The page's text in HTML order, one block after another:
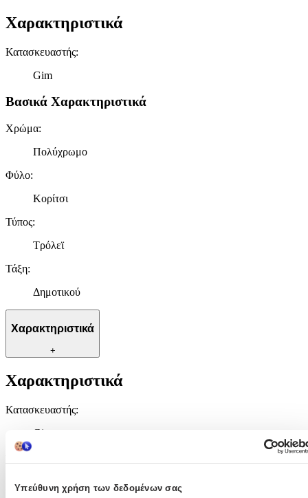
Υπεύθυνη χρήση των δεδομένων σας
Χαρακτηριστικά
Κατασκευαστής:
Gim
Βασικά Χαρακτηριστικά
Χρώμα:
Πολύχρωμο
Φύλο:
Κορίτσι
Τύπος:
Τρόλεϊ
Τάξη:
Δημοτικού
Χαρακτηριστικά
+
Χαρακτηριστικά
Κατασκευαστής:
Gim
Βασικά Χαρακτηριστικά
Χρώμα: